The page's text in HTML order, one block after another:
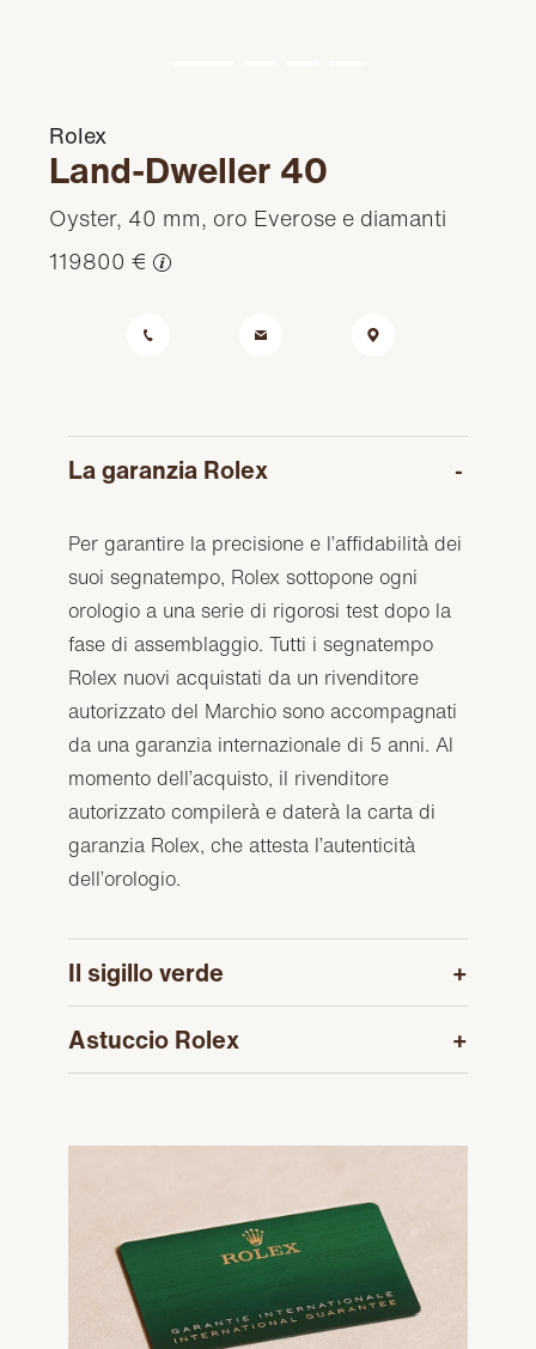
Rolex
Land-Dweller 40
Oyster, 40 mm, oro Everose e diamanti
119800 €
La garanzia Rolex
Per garantire la precisione e l’affidabilità dei
suoi segnatempo, Rolex sottopone ogni
orologio a una serie di rigorosi test dopo la
fase di assemblaggio. Tutti i segnatempo
Rolex nuovi acquistati da un rivenditore
autorizzato del Marchio sono accompagnati
da una garanzia internazionale di 5 anni. Al
momento dell’acquisto, il rivenditore
autorizzato compilerà e daterà la carta di
garanzia Rolex, che attesta l’autenticità
dell’orologio.
Il sigillo verde
Astuccio Rolex